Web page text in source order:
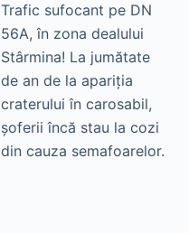
Trafic sufocant pe DN
56A, în zona dealului
Stârmina! La jumătate
de an de la apariția
craterului în carosabil,
șoferii încă stau la cozi
din cauza semafoarelor.